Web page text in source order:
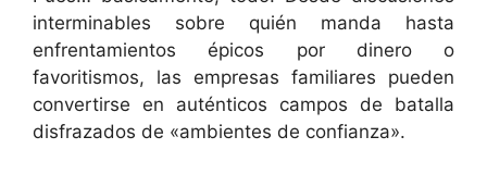
interminables sobre quién manda hasta
enfrentamientos épicos por dinero o
favoritismos, las empresas familiares pueden
convertirse en auténticos campos de batalla
disfrazados de «ambientes de confianza».